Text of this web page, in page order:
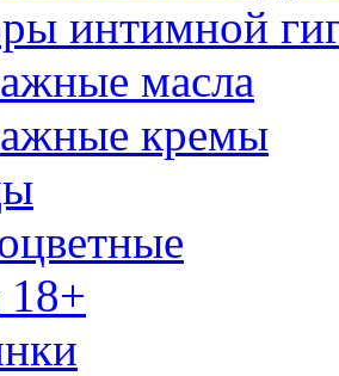
интимной
масла
кремы
18+